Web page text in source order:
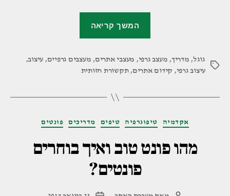
המשך קריאה
איך
המתאים
ביותר?"
תגיות
גוגל, מדריך, מעצב גרפי, מעצבי אתרים, מעצבים גרפיים, עיצוב,
עיצוב גרפי, קידום אתרים,תקשורת חזותית
קטגוריות אקדמיה טיפוגרפיה טיפים מדריכים פונטים
מהו פונט טוב ואיך בוחרים
פונטים?